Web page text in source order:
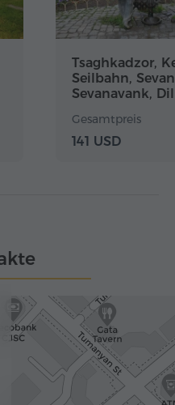
Tsaghkadzor,
Seilbahn,
Sevanavank,
Gesamtpreis
141 USD